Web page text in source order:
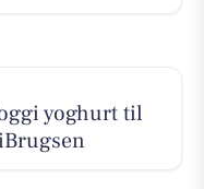
yoghurt til